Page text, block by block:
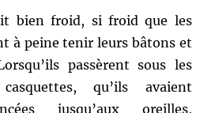
bien froid, si froid que les
à peine tenir leurs bâtons et
passèrent sous les
qu’ils avaient
jusqu’aux oreilles,